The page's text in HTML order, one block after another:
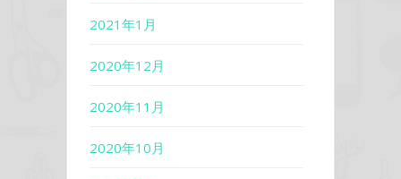
2021年1月
2020年12月
2020年11月
2020年10月